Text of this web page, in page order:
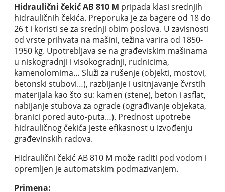
Hidraulični čekić AB 810 M pripada klasi srednjih
hidrauličnih čekića. Preporuka je za bagere od 18 do
26 t i koristi se za srednji obim poslova. U zavisnosti
od vrste prihvata na mašini, težina varira od 1850-
1950 kg. Upotrebljava se na građeviskim mašinama
u niskogradnji i visokogradnji, rudnicima,
kamenolomima… Služi za rušenje (objekti, mostovi,
betonski stubovi…), razbijanje i usitnjavanje čvrstih
materijala kao što su: kamen (stene), beton i asflat,
nabijanje stubova za ograde (ograđivanje objekata,
branici pored auto-puta…). Prednost upotrebe
hidrauličnog čekića jeste efikasnost u izvođenju
građevinskih radova.
Hidraulični čekić AB 810 M može raditi pod vodom i
opremljen je automatskim podmazivanjem.
Primena: